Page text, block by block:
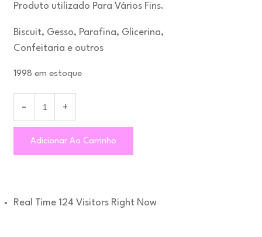
Produto utilizado Para Vários Fins.
Biscuit, Gesso, Parafina, Glicerina,
Confeitaria e outros
1998 em estoque
Adicionar Ao Carrinho
Real Time 124 Visitors Right Now